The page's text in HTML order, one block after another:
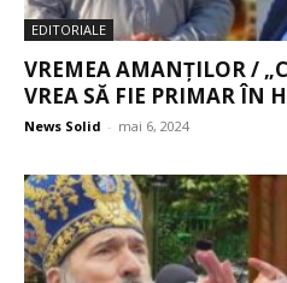
EDITORIALE
VREMEA AMANȚILOR /
VREA SĂ FIE PRIMAR ÎN
News Solid - mai 6, 2024